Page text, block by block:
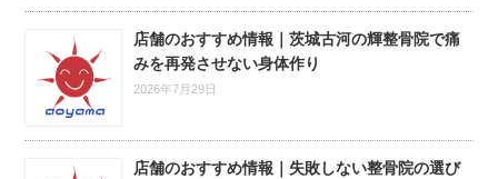
店舗のおすすめ情報｜茨城古河の輝整骨院で痛
みを再発させない身体作り
2026年7月29日
店舗のおすすめ情報｜失敗しない整骨院の選び